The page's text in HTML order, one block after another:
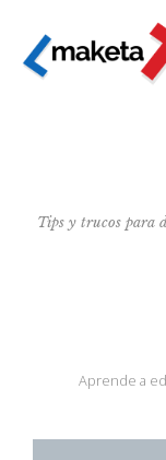
Tips y trucos para
Aprende a